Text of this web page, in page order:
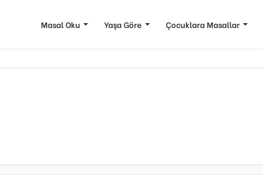
Masal Oku Yaşa Göre Çocuklara Masallar